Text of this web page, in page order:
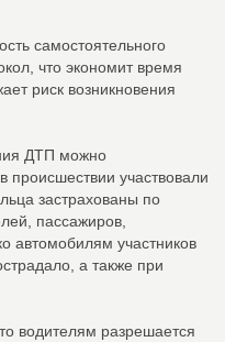
самостоятельного
что экономит время
риск возникновения
ДТП можно
происшествии участвовали
застрахованы по
пассажиров,
автомобилям участников
а также при
водителям разрешается